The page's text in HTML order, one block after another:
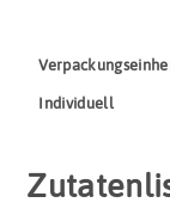
Indivi­duell